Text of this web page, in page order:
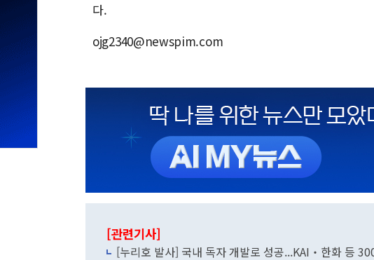
다.
ojg2340@newspim.com
[관련기사]
[누리호 발사] 국내 독자 개발로 성공...KAI‧한화 등